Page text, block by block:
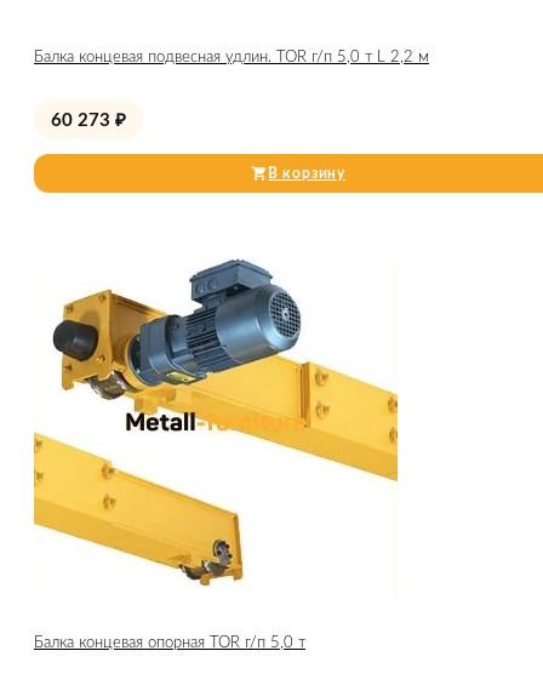
Балка концевая подвесная удлин. TOR г/п 5,0 т L 2,2 м
60 273 ₽
В корзину
Балка концевая опорная TOR г/п 5,0 т